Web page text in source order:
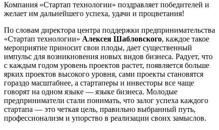
Компания «Стартап технологии» поздравляет победителей и
желает им дальнейшего успеха, удачи и процветания!
По словам директора центра поддержки предпринимательства
«Стартап технологии» Алексея Шабловского, каждое такое
мероприятие приносит свои плоды, дает существенный
импульс для возникновения новых видов бизнеса. Радует, что
с каждым годом уровень проектов растет, появляется больше
ярких проектов высокого уровня, сами проекты становятся
гораздо масштабнее, а стартаперы и инвесторы все чаще
говорят на одном языке — языке бизнеса. Молодые
предприниматели стали понимать, что залог успеха каждого
стартапа — это четкая цель, правильно выбранный путь,
профессионализм и упорство в реализации своих замыслов.